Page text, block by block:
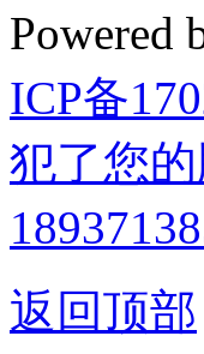
Powered
ICP备
犯了您
返回顶部